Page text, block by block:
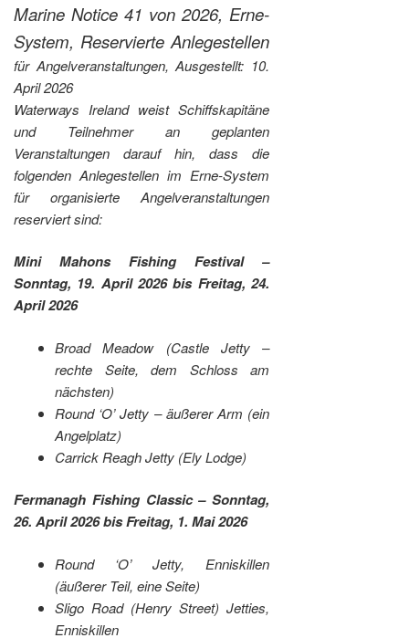
Marine Notice 41 von 2026, Erne-
System, Reservierte Anlegestellen
für Angelveranstaltungen, Ausgestellt: 10.
April 2026
Waterways Ireland weist Schiffskapitäne
und Teilnehmer an geplanten
Veranstaltungen darauf hin, dass die
folgenden Anlegestellen im Erne-System
für organisierte Angelveranstaltungen
reserviert sind:
Mini Mahons Fishing Festival –
Sonntag, 19. April 2026 bis Freitag, 24.
April 2026
Broad Meadow (Castle Jetty –
rechte Seite, dem Schloss am
nächsten)
Round ‘O’ Jetty – äußerer Arm (ein
Angelplatz)
Carrick Reagh Jetty (Ely Lodge)
Fermanagh Fishing Classic – Sonntag,
26. April 2026 bis Freitag, 1. Mai 2026
Round ‘O’ Jetty, Enniskillen
(äußerer Teil, eine Seite)
Sligo Road (Henry Street) Jetties,
Enniskillen